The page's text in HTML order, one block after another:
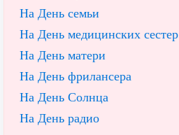
На День семьи
На День медицинских сестер
На День матери
На День фрилансера
На День Солнца
На День радио